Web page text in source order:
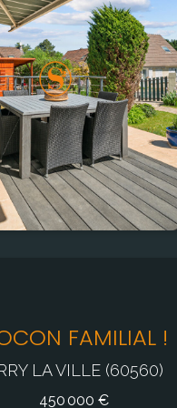
FAMILIAL !
LA VILLE (60560)
450 000 €